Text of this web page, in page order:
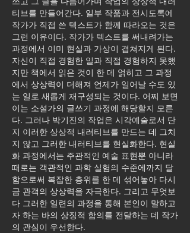
티브를 만들어간다. 일부 작품과 전시도록에
작가가 직접 쓴 텍스트가 함께 따라오는 것은
그런 이유이다. 작가가 텍스트를 써내려가는
과정에서 이미 현실과 가상이 겹쳐지게 된다.
자신이 직접 경험한 일과 직접 경험하지 못했
지만 책에서 읽은 것이 한 데 얽히고 그 과정
에서 상상력이 더해져 언제가 일어날 수도 있
는 일로 새롭게 재구성되는 것이다. 어찌 보면
이는 소설가의 글쓰기 과정에 해당할지 모른
다. 그러나 박기진의 작업은 시각예술로서 단
지 이러한 상상적 내러티브를 만드는 데 그치
지 않고 그러한 내러티브를 현실화한다. 현실
화 과정에서는 주관적인 예술 표현뿐 아니라
때로는 객관적인 과학 실험의 수준에까지 달
함으로써 복잡한 층위를 한 데 섞어놓아 다시
금 관객의 상상력을 자극한다. 그리고 무엇보
다 그러한 일련의 과정을 통해 본인이 말하고
자 하는 바의 상징적 함의를 전달하는 데 작가
의 관심이 우선한다.